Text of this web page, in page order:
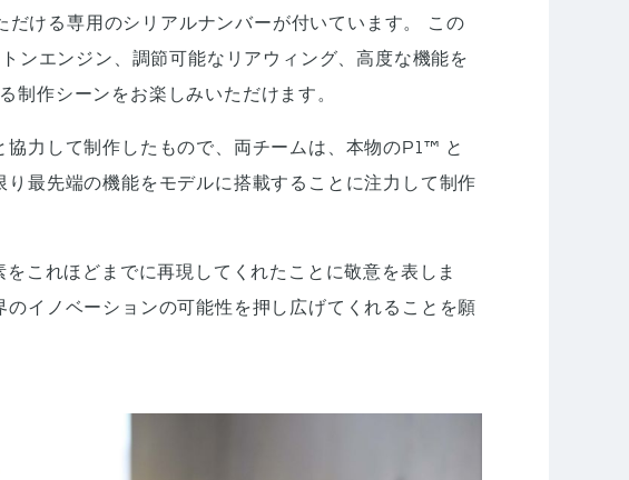
ける専用のシリアルナンバーが付いています。 この
ンエンジン、調節可能なリアウィング、高度な機能を
作シーンをお楽しみいただけます。
力して制作したもので、両チームは、本物のP1™ と
最先端の機能をモデルに搭載することに注力して制作
これほどまでに再現してくれたことに敬意を表しま
イノベーションの可能性を押し広げてくれることを願